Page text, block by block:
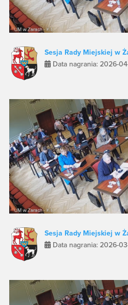
Sesja Rady Miejskiej w
Data nagrania: 2026-
Sesja Rady Miejskiej w
Data nagrania: 2026-